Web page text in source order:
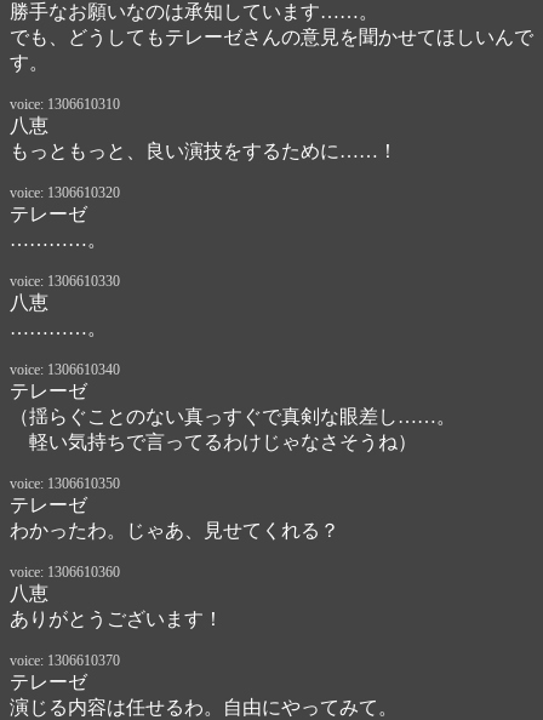
勝手なお願いなのは承知しています……。
でも、どうしてもテレーゼさんの意見を聞かせてほしいんで
す。
voice: 1306610310
八恵
もっともっと、良い演技をするために……！
voice: 1306610320
テレーゼ
…………。
voice: 1306610330
八恵
…………。
voice: 1306610340
テレーゼ
（揺らぐことのない真っすぐで真剣な眼差し……。
軽い気持ちで言ってるわけじゃなさそうね）
voice: 1306610350
テレーゼ
わかったわ。じゃあ、見せてくれる？
voice: 1306610360
八恵
ありがとうございます！
voice: 1306610370
テレーゼ
演じる内容は任せるわ。自由にやってみて。